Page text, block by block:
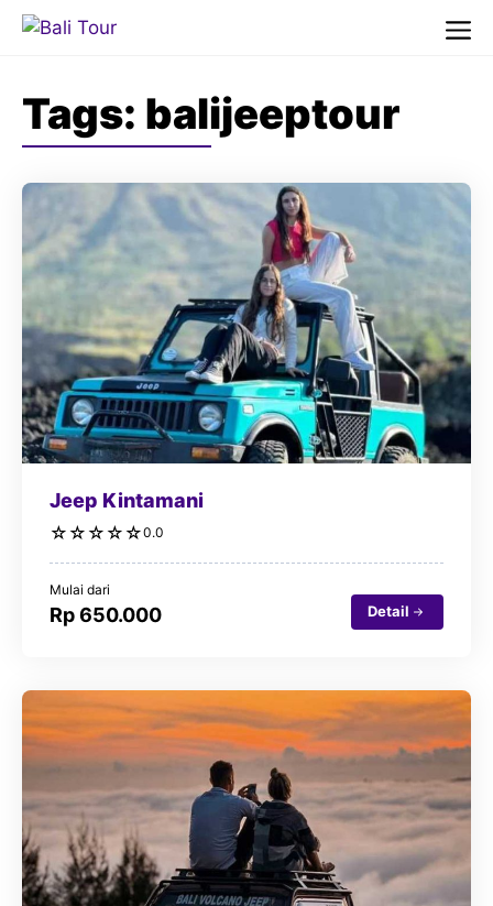
Skip
Tags: balijeeptour
Jeep Kintamani
☆ ☆ ☆ ☆ ☆0.0
Mulai dari
Rp 650.000 Detail